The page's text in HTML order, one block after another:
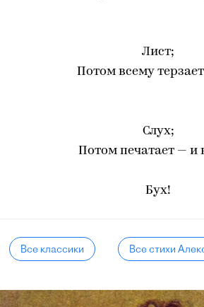
Лист;
Потом всему
Слух;
Потом печатает — и
‎Бух!
Все классики Все стихи